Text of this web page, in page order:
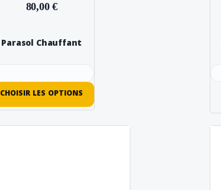
80,00 €
Parasol Chauffant
CHOISIR LES OPTIONS